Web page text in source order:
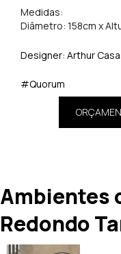
Medidas:
Diâmetro: 158cm x
Designer: Arthur
#Quorum
Ambientes
Redondo